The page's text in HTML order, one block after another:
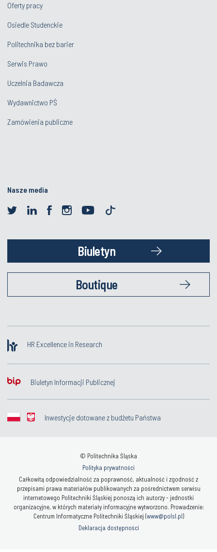
Oferty pracy
Osiedle Studenckie
Politechnika bez barier
Serwis Prawo
Uczelnia Badawcza
Wydawnictwo PŚ
Zamówienia publiczne
Nasze media
Biuletyn
Boutique
HR Excellence in Research
Biuletyn Informacji Publicznej
Inwestycje dotowane z budżetu Państwa
© Politechnika Śląska
Polityka prywatności
Całkowitą odpowiedzialność za poprawność, aktualność i zgodność z
przepisami prawa materiałów publikowanych za pośrednictwem serwisu
internetowego Politechniki Śląskiej ponoszą ich autorzy - jednostki
organizacyjne, w których materiały informacyjne wytworzono. Prowadzenie:
Centrum Informatyczne Politechniki Śląskiej (www@polsl.pl)
Deklaracja dostępności